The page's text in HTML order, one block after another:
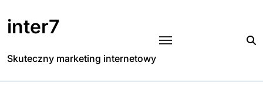
to
content
inter7
Skuteczny marketing internetowy